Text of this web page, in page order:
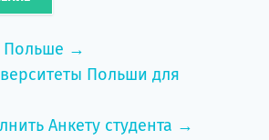
Польше →
Польши для
Анкету студента →